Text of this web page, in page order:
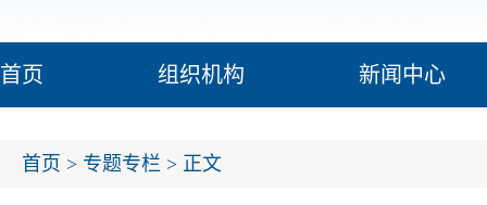
首页 组织机构 新闻中心
首页 > 专题专栏 > 正文